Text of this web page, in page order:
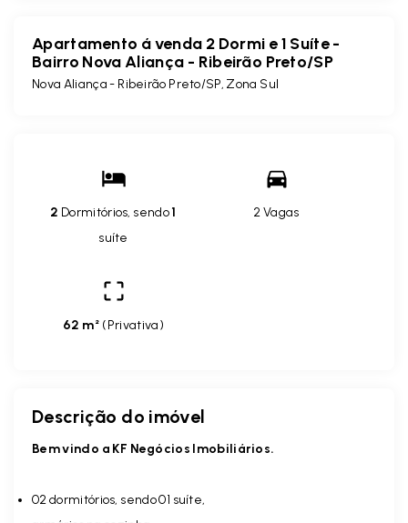
Apartamento á venda 2 Dormi e 1 Suíte -
Bairro Nova Aliança - Ribeirão Preto/SP
Nova Aliança - Ribeirão Preto/SP, Zona Sul
2 Dormitórios, sendo1
suíte
2 Vagas
62 m² (Privativa)
Descrição do imóvel
Bem vindo a KF Negócios Imobiliários.
02 dormitórios, sendo 01 suíte,